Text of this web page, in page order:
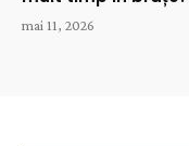
mai 11, 2026